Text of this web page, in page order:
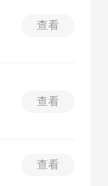
查看
查看
查看